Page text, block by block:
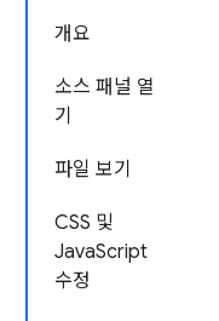
개요
소스 패널 열
기
파일 보기
CSS 및
JavaScript
수정